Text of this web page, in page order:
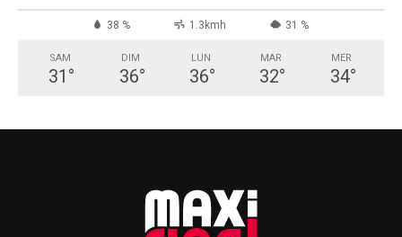
38 % 1.3kmh 31 %
SAM
31 °
DIM
36°
LUN
36°
MAR
32°
MER
34°